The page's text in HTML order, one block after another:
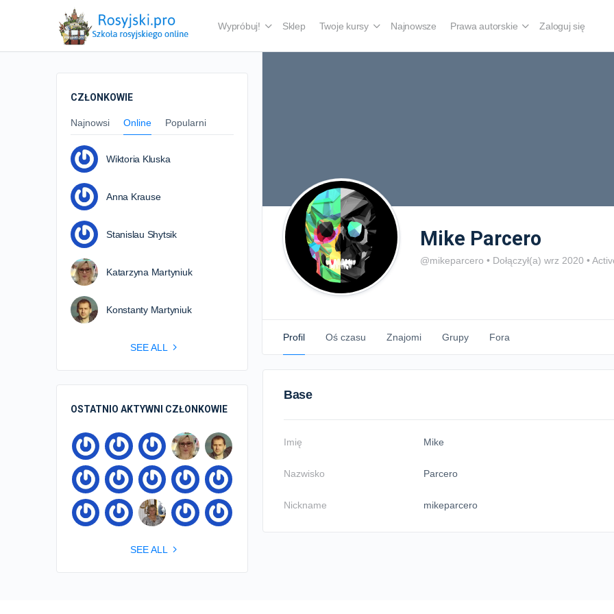
Wypróbuj! Sklep Twoje kursy Najnowsze Prawa autorskie Zaloguj się
Mike Parcero
@mikeparcero • Dołączył(a) wrz 2020 •
Profil Oś czasu Znajomi Grupy Fora
Base
Imię Mike
Nazwisko Parcero
Nickname mikeparcero
CZŁONKOWIE
Najnowsi Online Popularni
Wiktoria Kluska
Anna Krause
Stanislau Shytsik
Katarzyna Martyniuk
Konstanty Martyniuk
SEE ALL
OSTATNIO AKTYWNI CZŁONKOWIE
SEE ALL